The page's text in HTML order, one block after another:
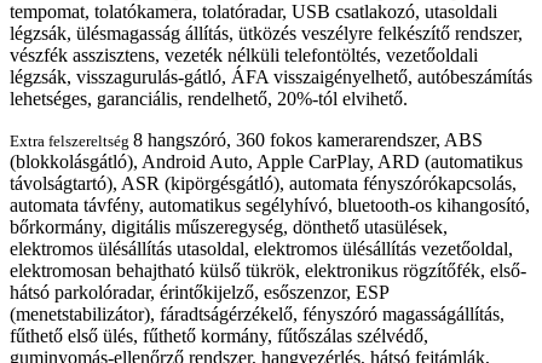
tempomat, tolatókamera, tolatóradar, USB csatlakozó, utasoldali
légzsák, ülésmagasság állítás, ütközés veszélyre felkészítő rendszer,
vészfék asszisztens, vezeték nélküli telefontöltés, vezetőoldali
légzsák, visszagurulás-gátló, ÁFA visszaigényelhető, autóbeszámítás
lehetséges, garanciális, rendelhető, 20%-tól elvihető.
Extra felszereltség 8 hangszóró, 360 fokos kamerarendszer, ABS
(blokkolásgátló), Android Auto, Apple CarPlay, ARD (automatikus
távolságtartó), ASR (kipörgésgátló), automata fényszórókapcsolás,
automata távfény, automatikus segélyhívó, bluetooth-os kihangosító,
bőrkormány, digitális műszeregység, dönthető utasülések,
elektromos ülésállítás utasoldal, elektromos ülésállítás vezetőoldal,
elektromosan behajtható külső tükrök, elektronikus rögzítőfék, első-
hátsó parkolóradar, érintőkijelző, esőszenzor, ESP
(menetstabilizátor), fáradtságérzékelő, fényszóró magasságállítás,
fűthető első ülés, fűthető kormány, fűtőszálas szélvédő,
guminyomás-ellenőrző rendszer, hangvezérlés, hátsó fejtámlák,